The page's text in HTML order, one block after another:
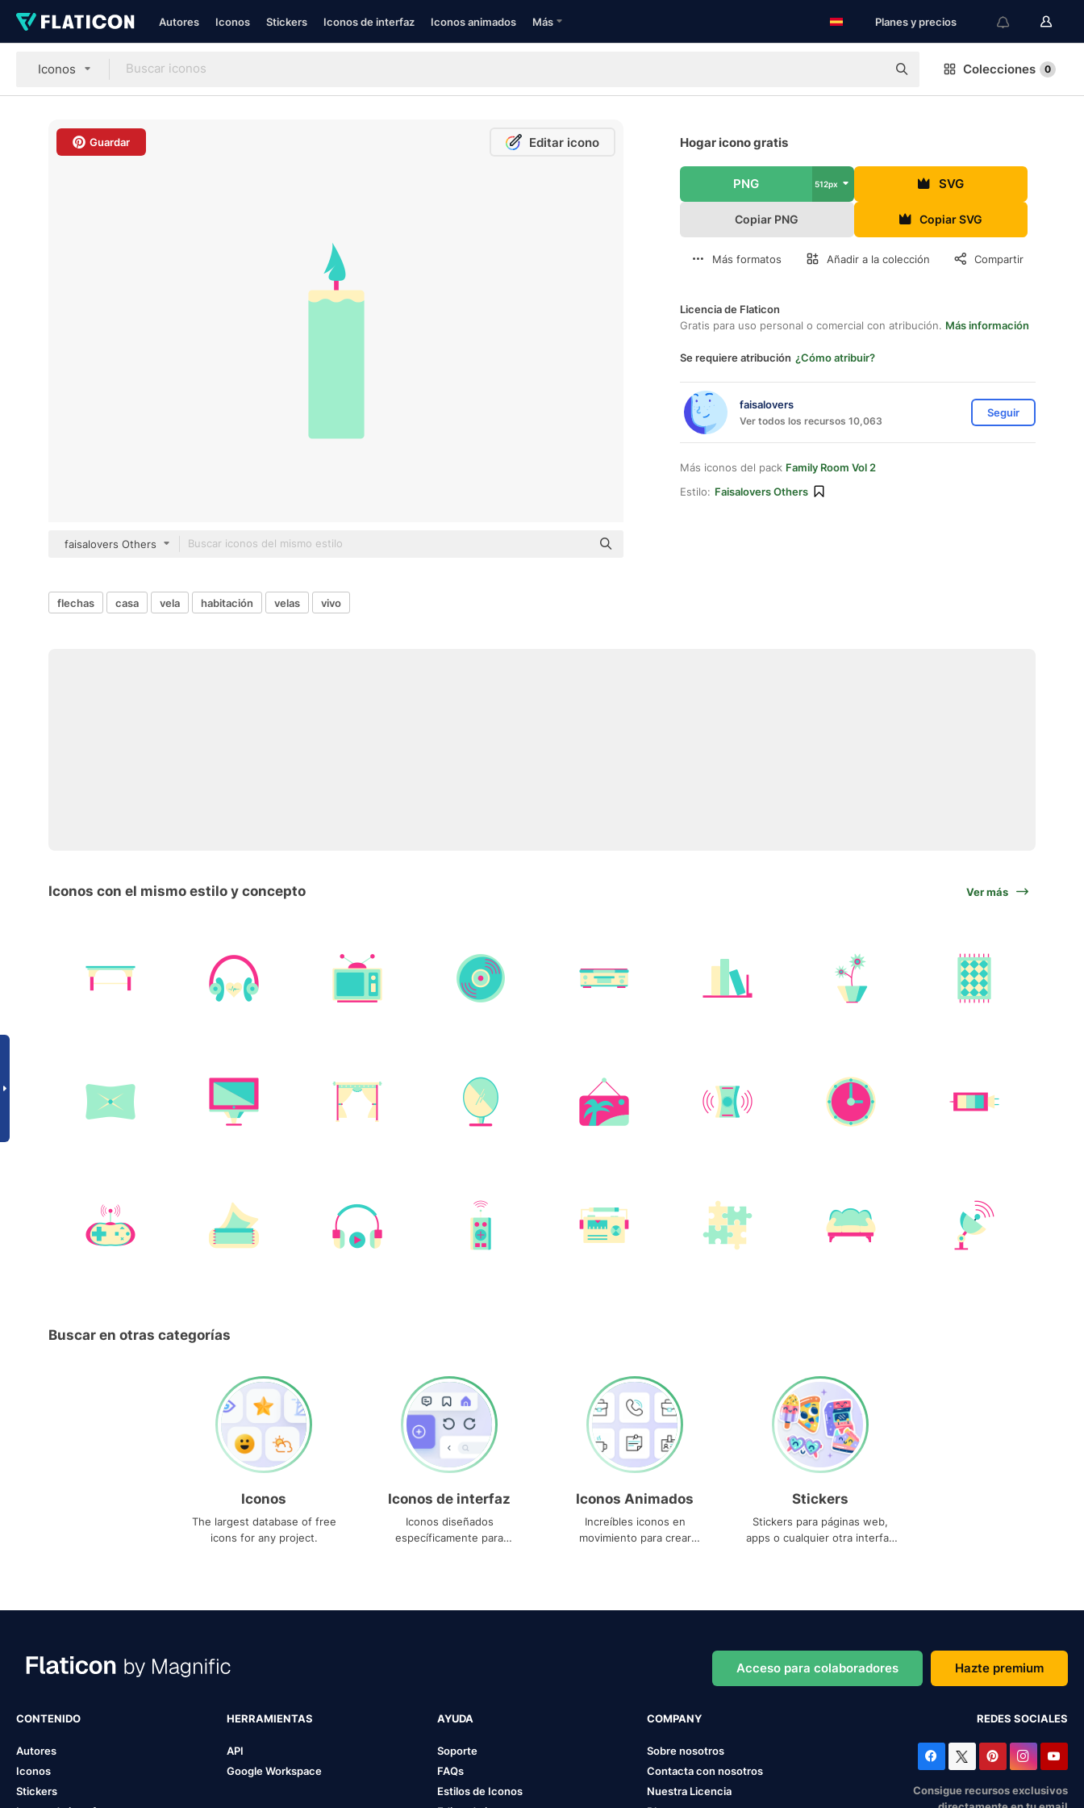
Autores Iconos Stickers Iconos de interfaz Iconos animados Más Planes y precios
Iconos Colecciones 0
Guardar Editar icono
faisalovers Others
Hogar icono gratis
PNG 512px SVG
Copiar PNG Copiar SVG
Más formatos Añadir a la colección Compartir
Licencia de Flaticon
Gratis para uso personal o comercial con atribución. Más información
Se requiere atribución ¿Cómo atribuir?
faisalovers
Ver todos los recursos 10,063
Seguir
Más iconos del pack Family Room Vol 2
Estilo: Faisalovers Others
flechas casa vela habitación velas vivo
Iconos con el mismo estilo y concepto Ver más
Buscar en otras categorías
Iconos
The largest database of free
icons for any project.
Iconos de interfaz
Iconos diseñados
específicamente para
Iconos Animados
Increíbles iconos en
movimiento para crear
Stickers
Stickers para páginas web,
apps o cualquier otra interfaz
Acceso para colaboradores Hazte premium
CONTENIDO
Autores
Iconos
Stickers
HERRAMIENTAS
API
Google Workspace
AYUDA
Soporte
FAQs
Estilos de Iconos
COMPANY
Sobre nosotros
Contacta con nosotros
Nuestra Licencia
REDES SOCIALES
Consigue recursos exclusivos